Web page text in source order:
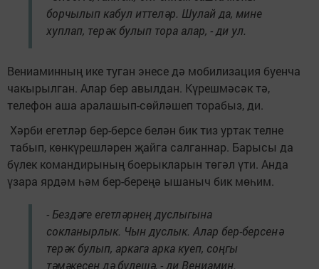
борчылып кабул иттеләр. Шулай да, мине
хуплап, терәк булып тора алар, - ди ул.
Вениаминның ике туган энесе дә мобилизация буенча
чакырылган. Алар бер авылдан. Күрешмәсәк тә,
телефон аша аралашып-сөйләшеп торабыз, ди.
Хәрби егетләр бер-берсе белән бик тиз уртак телне
табып, көнкүрешләрен җайга салганнар. Барысы да
бүлек командирының боерыкларын төгәл үти. Анда
үзара ярдәм һәм бер-береңә ышаныч бик мөһим.
- Бездәге егетләрнең дуслыгына
сокланырлык. Чын дуслык. Алар бер-берсенә
терәк булып, аркага арка куеп, соңгы
тәмәкесен дә бүлешә, - ди Вениамин.